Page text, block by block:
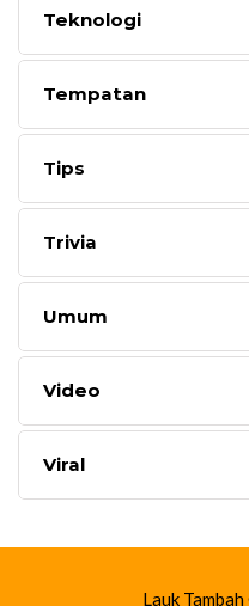
Teknologi
Tempatan
Tips
Trivia
Umum
Video
Viral
Lauk